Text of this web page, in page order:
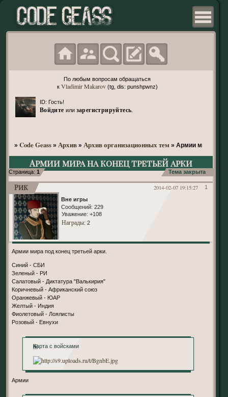
По любым вопросам обращаться
к Vladimir Makarov(tg, dis: punshpwnz)
ID: Гость!
Войдите или зарегистрируйтесь
» Code Geass » Архив » Архив организационных тем » Армии мира на
Армии мира на конец третьей арки
Страница: 1 Тема закрыта
1
2014-02-07 19:15:27
Рик
Вне игры
Сообщений: 229
Уважение: +108
Награды: 2
Армии мира под конец третьей арки.
Синий - СБИ
Зеленый - РИ
Салатовый - Диктатура "Валькирия"
Коричневый - Африканский союз
Оранжевый - ЮАР
Желтый - Индия
Фиолетовый - Лоялисты
Розовый - Евнухи
Карта с войсками
Армии